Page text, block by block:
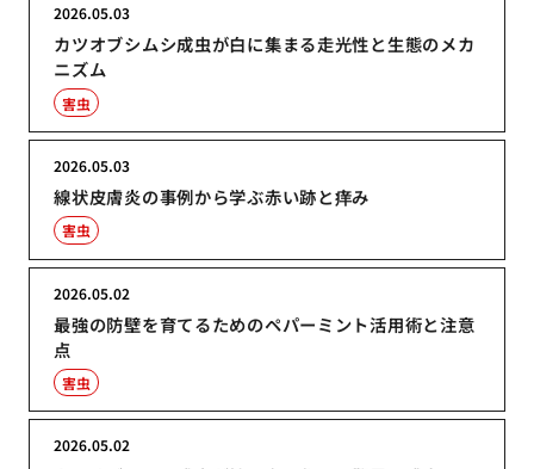
カツオブシムシ成虫が白に集まる走光性と生態のメカ
ニズム
2026.05.03
害虫
線状皮膚炎の事例から学ぶ赤い跡と痒み
2026.05.03
害虫
最強の防壁を育てるためのペパーミント活用術と注意
点
2026.05.02
害虫
2026.05.02